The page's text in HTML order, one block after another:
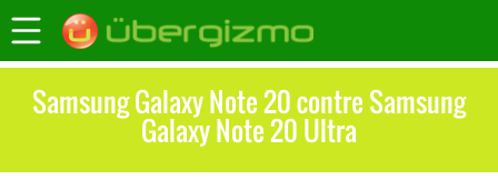
Samsung Galaxy Note 20 contre Samsung
Galaxy Note 20 Ultra